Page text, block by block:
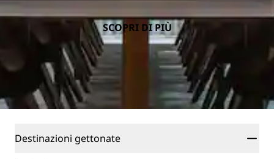
SCOPRI DI PIÙ
Destinazioni gettonate